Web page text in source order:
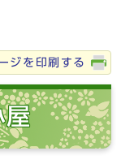
ジを印刷する
屋